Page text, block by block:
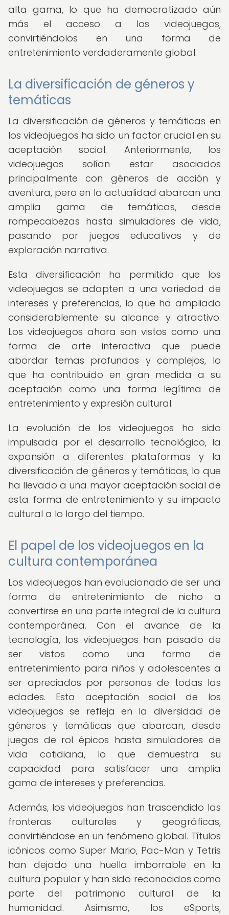
alta gama, lo que ha democratizado aún
más el acceso a los videojuegos,
convirtiéndolos en una forma de
entretenimiento verdaderamente global.
La diversificación de géneros y
temáticas
La diversificación de géneros y temáticas en
los videojuegos ha sido un factor crucial en su
aceptación social. Anteriormente, los
videojuegos solían estar asociados
principalmente con géneros de acción y
aventura, pero en la actualidad abarcan una
amplia gama de temáticas, desde
rompecabezas hasta simuladores de vida,
pasando por juegos educativos y de
exploración narrativa.
Esta diversificación ha permitido que los
videojuegos se adapten a una variedad de
intereses y preferencias, lo que ha ampliado
considerablemente su alcance y atractivo.
Los videojuegos ahora son vistos como una
forma de arte interactiva que puede
abordar temas profundos y complejos, lo
que ha contribuido en gran medida a su
aceptación como una forma legítima de
entretenimiento y expresión cultural.
La evolución de los videojuegos ha sido
impulsada por el desarrollo tecnológico, la
expansión a diferentes plataformas y la
diversificación de géneros y temáticas, lo que
ha llevado a una mayor aceptación social de
esta forma de entretenimiento y su impacto
cultural a lo largo del tiempo.
El papel de los videojuegos en la
cultura contemporánea
Los videojuegos han evolucionado de ser una
forma de entretenimiento de nicho a
convertirse en una parte integral de la cultura
contemporánea. Con el avance de la
tecnología, los videojuegos han pasado de
ser vistos como una forma de
entretenimiento para niños y adolescentes a
ser apreciados por personas de todas las
edades. Esta aceptación social de los
videojuegos se refleja en la diversidad de
géneros y temáticas que abarcan, desde
juegos de rol épicos hasta simuladores de
vida cotidiana, lo que demuestra su
capacidad para satisfacer una amplia
gama de intereses y preferencias.
Además, los videojuegos han trascendido las
fronteras culturales y geográficas,
convirtiéndose en un fenómeno global. Títulos
icónicos como Super Mario, Pac-Man y Tetris
han dejado una huella imborrable en la
cultura popular y han sido reconocidos como
parte del patrimonio cultural de la
humanidad. Asimismo, los eSports,